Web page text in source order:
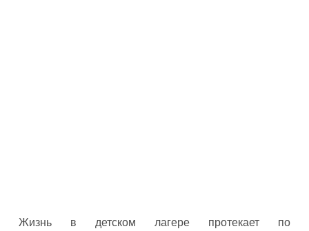
Жизнь в детском лагере протекает по